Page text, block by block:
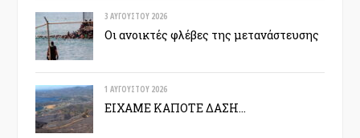
3 ΑΥΓΟΎΣΤΟΥ 2026
Οι ανοικτές φλέβες της μετανάστευσης
1 ΑΥΓΟΎΣΤΟΥ 2026
ΕΙΧΑΜΕ ΚΑΠΟΤΕ ΔΑΣΗ…